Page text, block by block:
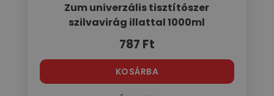
Zum univerzális tisztítószer
szilvavirág illattal 1000ml
787 Ft
KOSÁRBA